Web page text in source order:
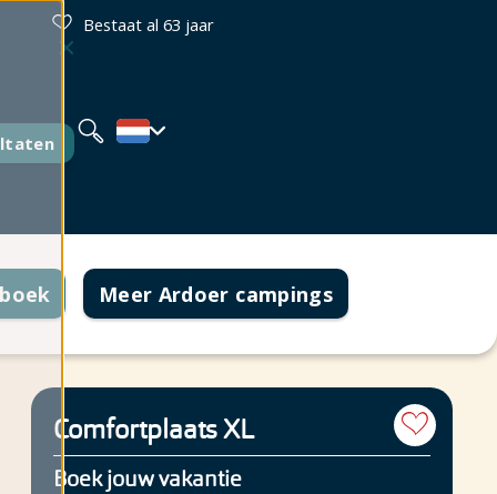
Bestaat al 63 jaar
Deutsch
Français
Meer Ardoer campings
Comfortplaats XL
Boek jouw vakantie